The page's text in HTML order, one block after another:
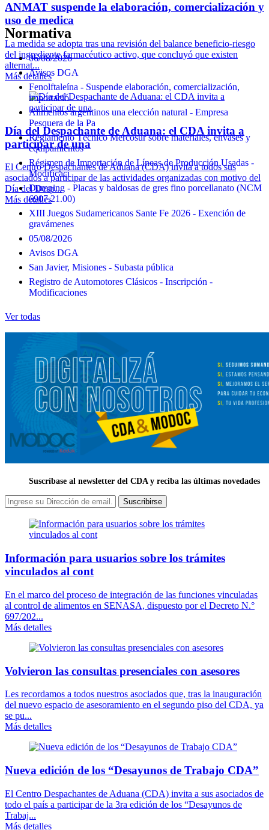
ANMAT suspende la elaboración, comercialización y
uso de medica
La medida se adopta tras una revisión del balance beneficio-riesgo
del ingrediente farmacéutico activo, que concluyó que existen
alternat...
Más detalles
Día del Despachante de Aduana: el CDA invita a
participar de una
El Centro Despachantes de Aduana (CDA) invita a todos sus
asociados a participar de las actividades organizadas con motivo del
Día del Desp...
Más detalles
Normativa
06/08/2026
Avisos DGA
Fenolftaleína - Suspende elaboración, comercialización,
importació
Alimentos argentinos una elección natural - Empresa
Pesquera de la Pa
Reglamento Técnico Mercosur sobre materiales, envases y
equipamientos
Régimen de Importación de Líneas de Producción Usadas -
Modificaci
Dumping - Placas y baldosas de gres fino porcellanato (NCM
6907.21.00)
XIII Juegos Sudamericanos Sante Fe 2026 - Exención de
gravámenes
05/08/2026
Avisos DGA
San Javier, Misiones - Subasta pública
Registro de Automotores Clásicos - Inscripción -
Modificaciones
Ver todas
Suscríbase al newsletter del CDA y reciba las últimas novedades
Suscribirse
Información para usuarios sobre los trámites
vinculados al cont
En el marco del proceso de integración de las funciones vinculadas
al control de alimentos en SENASA, dispuesto por el Decreto N.°
697/202...
Más detalles
Volvieron las consultas presenciales con asesores
Les recordamos a todos nuestros asociados que, tras la inauguración
del nuevo espacio de asesoramiento en el segundo piso del CDA, ya
se pu...
Más detalles
Nueva edición de los “Desayunos de Trabajo CDA”
El Centro Despachantes de Aduana (CDA) invita a sus asociados de
todo el país a participar de la 3ra edición de los “Desayunos de
Trabaj...
Más detalles